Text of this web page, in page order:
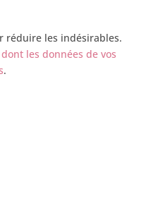
réduire les indésirables.
les données de vos
.